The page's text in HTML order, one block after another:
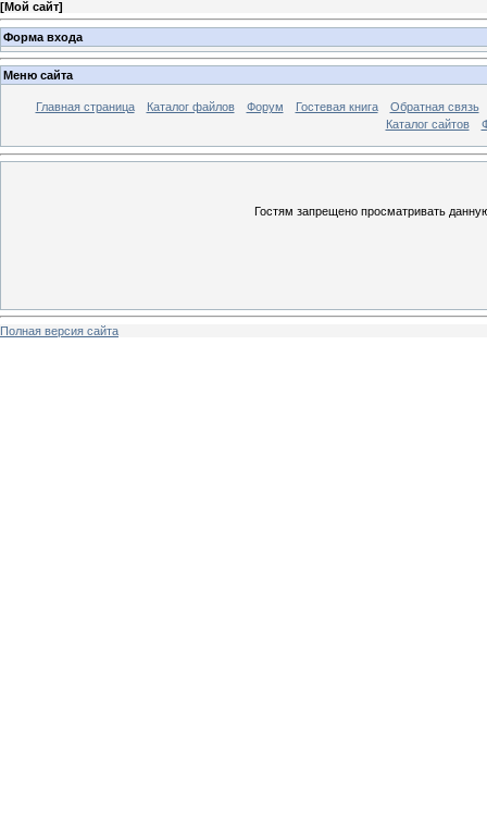
[Мой сайт]
Форма входа
Меню сайта
Главная страница Каталог файлов Форум Гостевая книга
Обратная связь
Каталог сайтов
Гостям запрещено просматривать
Полная версия сайта